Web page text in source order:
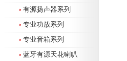
有源扬声器系列
专业功放系列
专业音箱系列
蓝牙有源天花喇叭